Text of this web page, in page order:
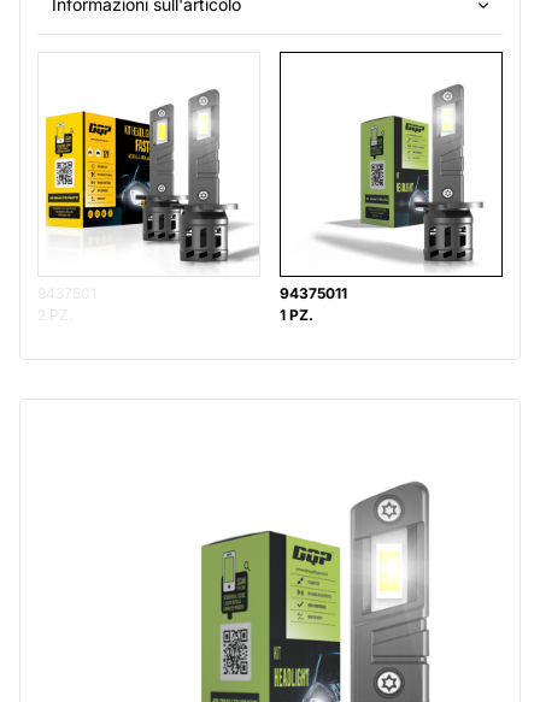
Informazioni sull'articolo
9437501
2 PZ.
94375011
1 PZ.